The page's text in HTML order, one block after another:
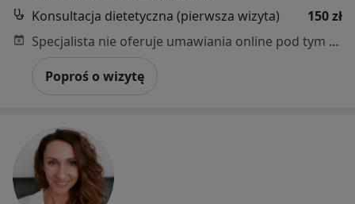
Konsultacja dietetyczna (pierwsza wizyta)
150 zł
Specjalista nie oferuje umawiania online pod tym adresem.
Poproś o wizytę